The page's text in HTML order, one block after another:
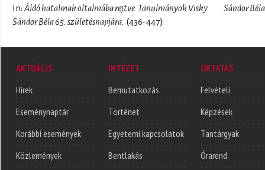
In: Áldó hatalmak oltalmába rejtve. Tanulmányok Visky
Sándor Béla 65. születésnapjára. (436-447)
Sándor
AKTUÁLIS
Hírek
Eseménynaptár
Korábbi események
Közlemények
INTÉZET
Bemutatkozás
Történet
Egyetemi kapcsolatok
Bentlakás
OKTATÁS
Felvételi
Képzések
Tantárgyak
Órarend